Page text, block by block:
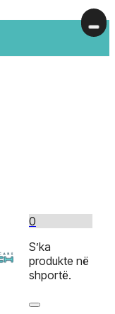
0
S’ka
produkte në
shportë.